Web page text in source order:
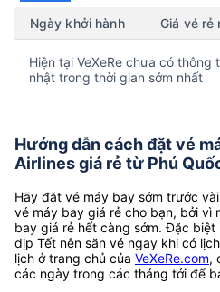
Ngày khởi hành Giá vé rẻ
Hiện tại VeXeRe chưa có thông
nhật trong thời gian sớm nhất
Hướng dẫn cách đặt vé
Airlines giá rẻ từ Phú
Hãy đặt vé máy bay sớm trước
vé máy bay giá rẻ cho bạn, bởi vì
bay giá rẻ hết càng sớm. Đặc
dịp Tết nên săn vé ngay khi có
lịch ở trang chủ của VeXeRe.com,
các ngày trong các tháng tới để